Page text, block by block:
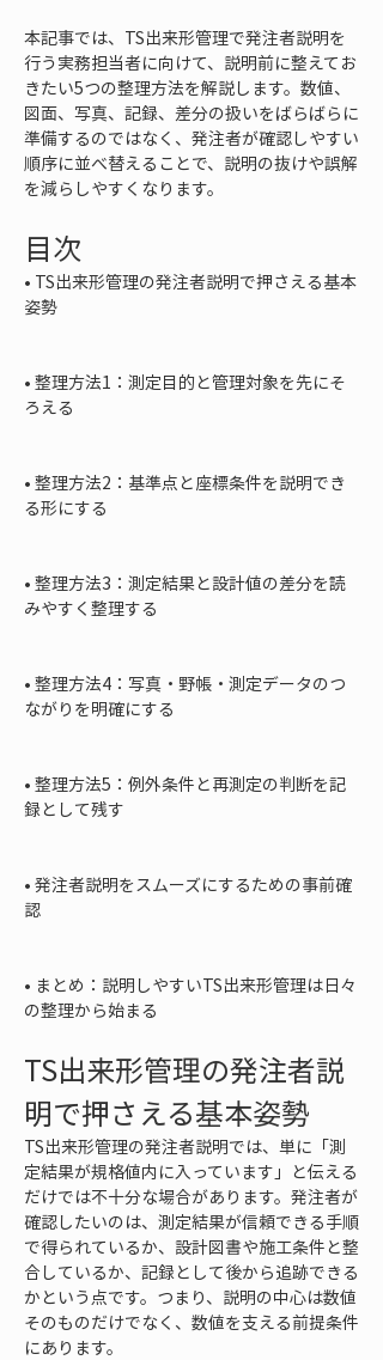
本記事では、TS出来形管理で発注者説明を
行う実務担当者に向けて、説明前に整えてお
きたい5つの整理方法を解説します。数値、
図面、写真、記録、差分の扱いをばらばらに
準備するのではなく、発注者が確認しやすい
順序に並べ替えることで、説明の抜けや誤解
を減らしやすくなります。
目次
• TS出来形管理の発注者説明で押さえる基本
姿勢
• 整理方法1：測定目的と管理対象を先にそ
ろえる
• 整理方法2：基準点と座標条件を説明でき
る形にする
• 整理方法3：測定結果と設計値の差分を読
みやすく整理する
• 整理方法4：写真・野帳・測定データのつ
ながりを明確にする
• 整理方法5：例外条件と再測定の判断を記
録として残す
• 発注者説明をスムーズにするための事前確
認
• まとめ：説明しやすいTS出来形管理は日々
の整理から始まる
TS出来形管理の発注者説
明で押さえる基本姿勢
TS出来形管理の発注者説明では、単に「測
定結果が規格値内に入っています」と伝える
だけでは不十分な場合があります。発注者が
確認したいのは、測定結果が信頼できる手順
で得られているか、設計図書や施工条件と整
合しているか、記録として後から追跡できる
かという点です。つまり、説明の中心は数値
そのものだけでなく、数値を支える前提条件
にあります。